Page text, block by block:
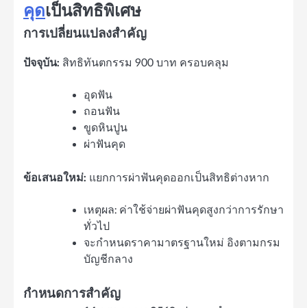
คุดเป็นสิทธิพิเศษ
การเปลี่ยนแปลงสำคัญ
ปัจจุบัน: สิทธิทันตกรรม 900 บาท ครอบคลุม
อุดฟัน
ถอนฟัน
ขูดหินปูน
ผ่าฟันคุด
ข้อเสนอใหม่: แยกการผ่าฟันคุดออกเป็นสิทธิต่างหาก
เหตุผล: ค่าใช้จ่ายผ่าฟันคุดสูงกว่าการรักษา
ทั่วไป
จะกำหนดราคามาตรฐานใหม่ อิงตามกรม
บัญชีกลาง
กำหนดการสำคัญ